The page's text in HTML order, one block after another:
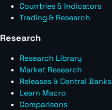
Countries & Indicators
Trading & Research
Research
Research Library
Market Research
Releases & Central Banks
Learn Macro
Comparisons